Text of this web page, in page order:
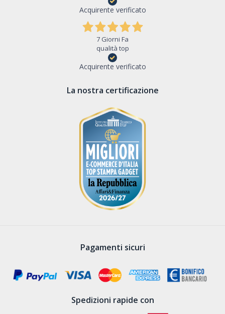
Acquirente verificato
7 Giorni Fa
qualità top
Acquirente verificato
La nostra certificazione
Pagamenti sicuri
Spedizioni rapide con